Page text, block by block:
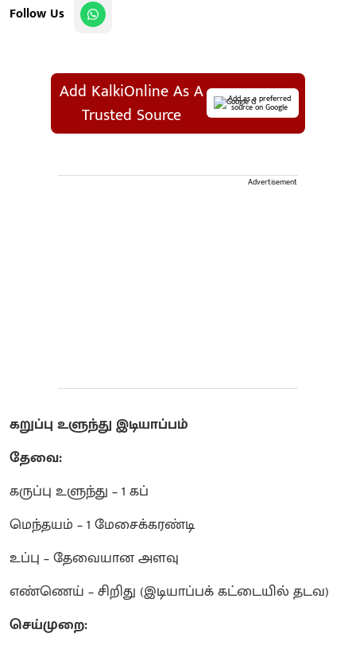
Follow Us
Add KalkiOnline As A
Trusted Source
Add as a preferred
source on Google
Advertisement
கறுப்பு உளுந்து இடியாப்பம்
தேவை:
கருப்பு உளுந்து – 1 கப்
மெந்தயம் – 1 மேசைக்கரண்டி
உப்பு – தேவையான அளவு
எண்ணெய் – சிறிது (இடியாப்பக் கட்டையில் தடவ)
செய்முறை: